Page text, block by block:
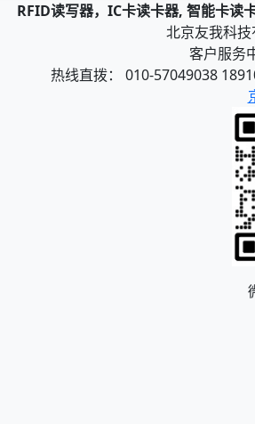
RFID读写器，IC卡读卡器, 智能卡读
北京友我科
客户服务
热线直拨： 010-57049038